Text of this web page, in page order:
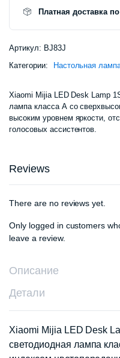
Платная доставка
Артикул: BJ83J
Категории:
Настольная
Xiaomi Mijia LED Desk Lamp
лампа класса А со
высоким уровнем яркости,
голосовых ассистентов.
Reviews
There are no reviews yet.
Only logged in customers
leave a review.
Описание
Детали
Xiaomi Mijia LED Desk
светодиодная лампа